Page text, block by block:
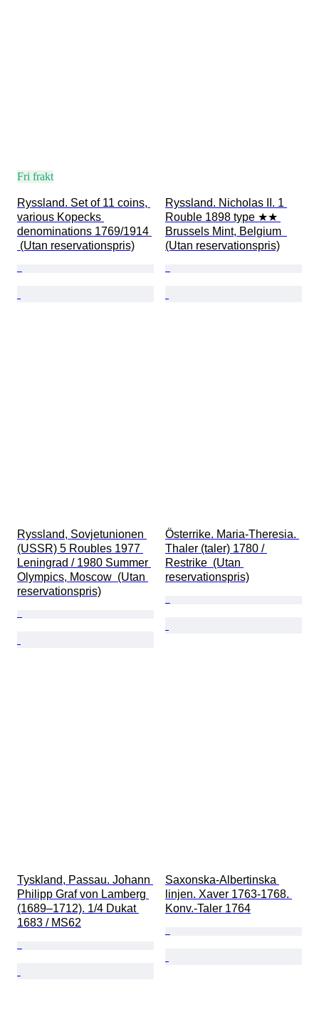
Fri frakt
Ryssland. Set of 11 coins,
various Kopecks
denominations 1769/1914
(Utan reservationspris)
Ryssland. Nicholas II. 1
Rouble 1898 type ★★
Brussels Mint, Belgium
(Utan reservationspris)
Ryssland, Sovjetunionen
(USSR) 5 Roubles 1977
Leningrad / 1980 Summer
Olympics, Moscow  (Utan
reservationspris)
Österrike. Maria-Theresia.
Thaler (taler) 1780 /
Restrike  (Utan
reservationspris)
Tyskland, Passau. Johann
Philipp Graf von Lamberg
(1689–1712). 1/4 Dukat
1683 / MS62
Saxonska-Albertinska
linjen. Xaver 1763-1768.
Konv.-Taler 1764